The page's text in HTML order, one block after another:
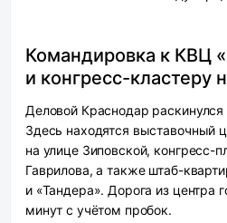
Командировка к КВЦ
и конгресс-кластеру
Деловой Краснодар
Здесь находятся выставочный
на улице Зиповской, конгресс-
Гаврилова, а также штаб-
и «Тандера». Дорога из центра
минут с учётом пробок.